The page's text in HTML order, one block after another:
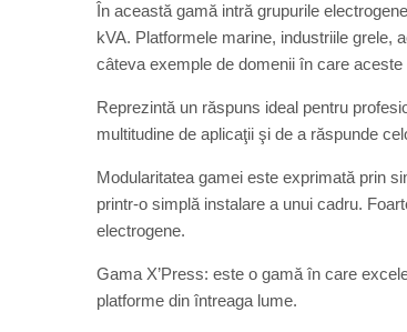
În această gamă intră grupurile
kVA. Platformele marine, industriile grele,
câteva exemple de domenii în care
Reprezintă un răspuns ideal pentru
multitudine de aplicaţii şi de a răspunde
Modularitatea gamei este exprimată prin
printr-o simplă instalare a unui cadru.
electrogene.
Gama X’Press: este o gamă în care
platforme din întreaga lume.